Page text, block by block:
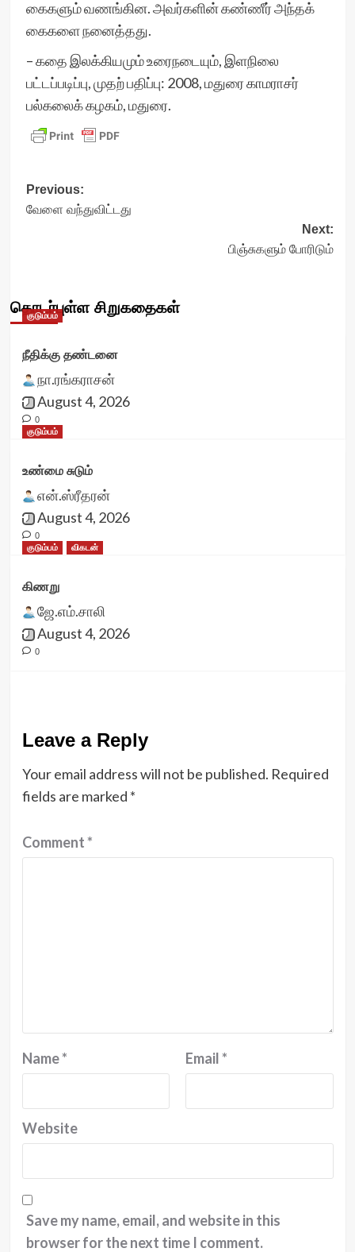
கைகளும் வணங்கின. அவர்களின் கண்ணீர் அந்தக்
கைகளை நனைத்தது.
– கதை இலக்கியமும் உரைநடையும், இளநிலை
பட்டப்படிப்பு, முதற் பதிப்பு: 2008, மதுரை காமராசர்
பல்கலைக் கழகம், மதுரை.
Post
navigation
Previous:
வேளை வந்துவிட்டது
Next:
பிஞ்சுகளும் போரிடும்
தொடர்புள்ள சிறுகதைகள்
குடும்பம்
நீதிக்கு தண்டனை
நா.ரங்கராசன்
August 4, 2026
0
குடும்பம்
உண்மை சுடும்
என்.ஸ்ரீதரன்
August 4, 2026
0
குடும்பம்
விகடன்
கிணறு
ஜே.எம்.சாலி
August 4, 2026
0
Leave a Reply
Your email address will not be published. Required
fields are marked *
Comment*
Name* Email*
Website
Save my name, email, and website in this
browser for the next time I comment.